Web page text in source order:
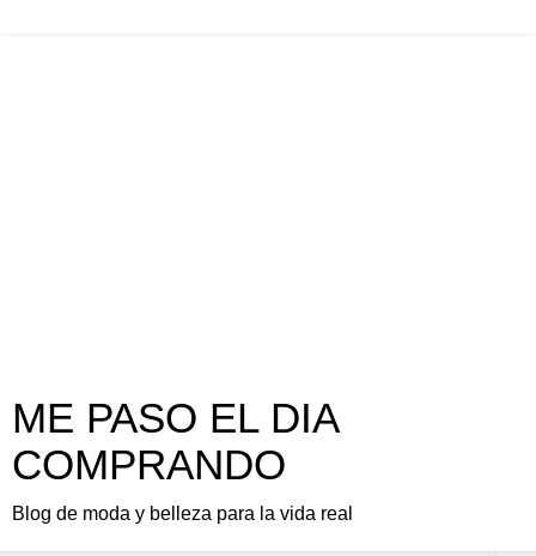
ME PASO EL DIA
COMPRANDO
Blog de moda y belleza para la vida real